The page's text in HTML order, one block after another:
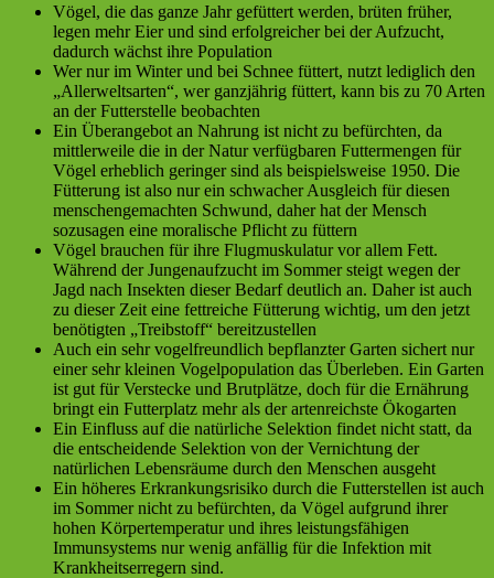
Vögel, die das ganze Jahr gefüttert werden, brüten früher,
legen mehr Eier und sind erfolgreicher bei der Aufzucht,
dadurch wächst ihre Population
Wer nur im Winter und bei Schnee füttert, nutzt lediglich den
„Allerweltsarten“, wer ganzjährig füttert, kann bis zu 70 Arten
an der Futterstelle beobachten
Ein Überangebot an Nahrung ist nicht zu befürchten, da
mittlerweile die in der Natur verfügbaren Futtermengen für
Vögel erheblich geringer sind als beispielsweise 1950. Die
Fütterung ist also nur ein schwacher Ausgleich für diesen
menschengemachten Schwund, daher hat der Mensch
sozusagen eine moralische Pflicht zu füttern
Vögel brauchen für ihre Flugmuskulatur vor allem Fett.
Während der Jungenaufzucht im Sommer steigt wegen der
Jagd nach Insekten dieser Bedarf deutlich an. Daher ist auch
zu dieser Zeit eine fettreiche Fütterung wichtig, um den jetzt
benötigten „Treibstoff“ bereitzustellen
Auch ein sehr vogelfreundlich bepflanzter Garten sichert nur
einer sehr kleinen Vogelpopulation das Überleben. Ein Garten
ist gut für Verstecke und Brutplätze, doch für die Ernährung
bringt ein Futterplatz mehr als der artenreichste Ökogarten
Ein Einfluss auf die natürliche Selektion findet nicht statt, da
die entscheidende Selektion von der Vernichtung der
natürlichen Lebensräume durch den Menschen ausgeht
Ein höheres Erkrankungsrisiko durch die Futterstellen ist auch
im Sommer nicht zu befürchten, da Vögel aufgrund ihrer
hohen Körpertemperatur und ihres leistungsfähigen
Immunsystems nur wenig anfällig für die Infektion mit
Krankheitserregern sind.